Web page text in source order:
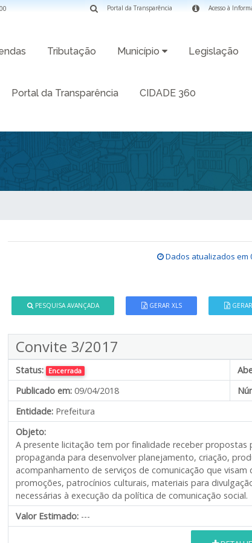
Acesso à
Portal da Transparência
Tributação Município Legislação
Portal da Transparência CIDADE 360
Dados atualizados em
PESQUISA AVANÇADA GERAR XLS
Convite 3/2017
Status: Encerrada
Publicado em: 09/04/2018
Entidade: Prefeitura
Objeto:
A presente licitação tem por finalidade receber
propaganda para desenvolver planejamento, criação,
acompanhamento de serviços de comunicação que
promoções, patrocínios culturais, materiais para
necessárias à execução da política de comunicação social.
Valor Estimado: ---